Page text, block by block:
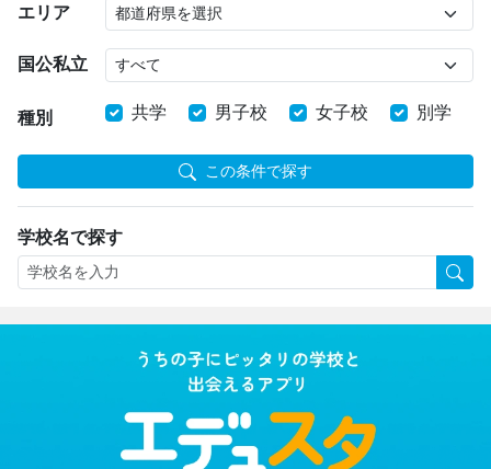
エリア
国公私立
種別 共学 男子校 女子校 別学
この条件で探す
学校名で探す